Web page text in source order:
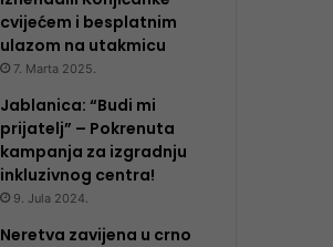
cvijećem i besplatnim
ulazom na utakmicu
7. Marta 2025.
Jablanica: “Budi mi
prijatelj” – Pokrenuta
kampanja za izgradnju
inkluzivnog centra!
9. Jula 2024.
Neretva zavijena u crno